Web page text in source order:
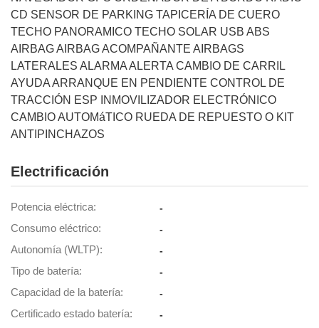
CD SENSOR DE PARKING TAPICERÍA DE CUERO
TECHO PANORAMICO TECHO SOLAR USB ABS
AIRBAG AIRBAG ACOMPAÑANTE AIRBAGS
LATERALES ALARMA ALERTA CAMBIO DE CARRIL
AYUDA ARRANQUE EN PENDIENTE CONTROL DE
TRACCIÓN ESP INMOVILIZADOR ELECTRÓNICO
CAMBIO AUTOMáTICO RUEDA DE REPUESTO O KIT
ANTIPINCHAZOS
Electrificación
Potencia eléctrica -
Consumo eléctrico -
Autonomía (WLTP) -
Tipo de batería -
Capacidad de la batería -
Certificado estado batería -